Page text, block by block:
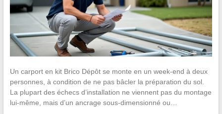
Un carport en kit Brico Dépôt se monte en un week-end à deux
personnes, à condition de ne pas bâcler la préparation du sol.
La plupart des échecs d’installation ne viennent pas du montage
lui-même, mais d’un ancrage sous-dimensionné ou…